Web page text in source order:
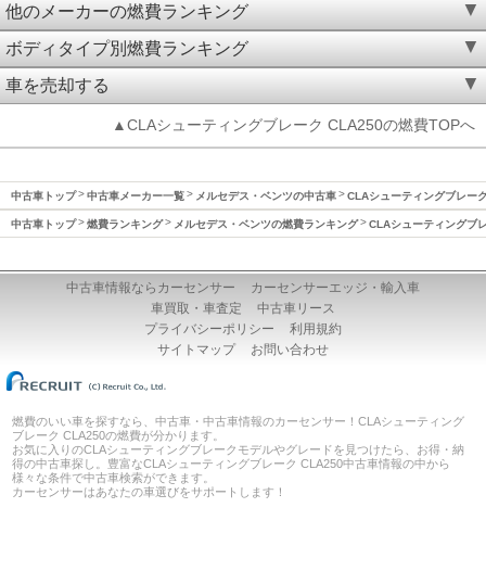
他のメーカーの燃費ランキング
ボディタイプ別燃費ランキング
車を売却する
▲CLAシューティングブレーク CLA250の燃費TOPへ
中古車トップ 中古車メーカー一覧 メルセデス・ベンツの中古車 CLAシューティングブレー
中古車トップ 燃費ランキング メルセデス・ベンツの燃費ランキング CLAシューティングブ
中古車情報ならカーセンサー
カーセンサーエッジ・輸入車
車買取・車査定
中古車リース
プライバシーポリシー
利用規約
サイトマップ
お問い合わせ
燃費のいい車を探すなら、中古車・中古車情報のカーセンサー！CLAシューティング
ブレーク CLA250の燃費が分かります。
お気に入りのCLAシューティングブレークモデルやグレードを見つけたら、お得・納
得の中古車探し。豊富なCLAシューティングブレーク CLA250中古車情報の中から
様々な条件で中古車検索ができます。
カーセンサーはあなたの車選びをサポートします！